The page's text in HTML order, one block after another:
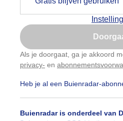
Als je doorgaat, ga je akkoord
privacy- en
Heb je al een Buienradar-
Buienradar is onderdeel van
Een moment
#bewolking
#fietser #fietsers
Is goed, toon
Nu niet,
Gebruik je Safari en wil je
Klikhierom dit